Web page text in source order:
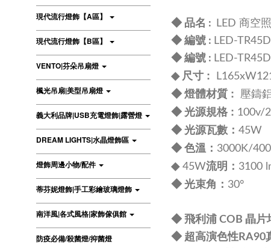
現代流行燈飾【A區】
現代流行燈飾【B區】
VENTO|芬朵吊扇燈
楓光吊扇|美型吊扇燈
義大利品牌|USB充電燈飾|露營燈
DREAM LIGHTS|水晶燈飾區
燈飾周邊小物/配件
蒂芬妮燈飾|手工彩繪玻璃燈飾
南洋風|各式風格|家飾傢俱館
防疫必備/殺菌燈/抑菌燈
◆ 品名 :
LED 商空
◆ 編號 : LED-
◆ 編號 : LED-
◆ 尺寸 : L
◆ 燈體材質 : 壓鑄
◆ 光源規格 : 100v/
◆ 光源瓦數 ： 45W
◆ 色溫 ： 3000K/
◆ 45W流明 ： 3100
◆ 光束角 ： 30°
◆ 飛利浦 COB 晶片
◆ 超高演色性RA90